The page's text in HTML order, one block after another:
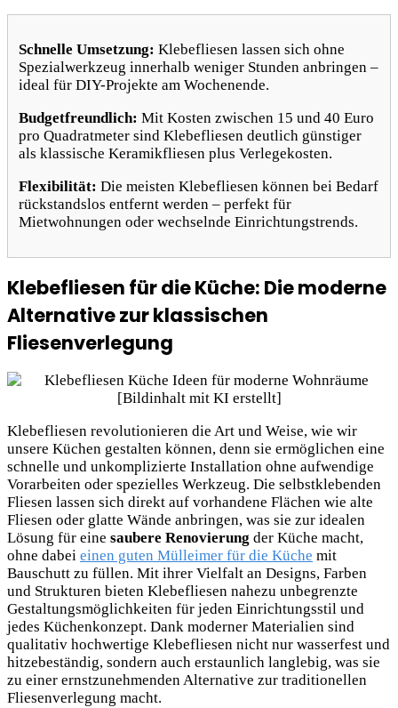
Schnelle Umsetzung: Klebefliesen lassen sich ohne
Spezialwerkzeug innerhalb weniger Stunden anbringen –
ideal für DIY-Projekte am Wochenende.
Budgetfreundlich: Mit Kosten zwischen 15 und 40 Euro
pro Quadratmeter sind Klebefliesen deutlich günstiger
als klassische Keramikfliesen plus Verlegekosten.
Flexibilität: Die meisten Klebefliesen können bei Bedarf
rückstandslos entfernt werden – perfekt für
Mietwohnungen oder wechselnde Einrichtungstrends.
Klebefliesen für die Küche: Die moderne
Alternative zur klassischen
Fliesenverlegung
Klebefliesen revolutionieren die Art und Weise, wie wir
unsere Küchen gestalten können, denn sie ermöglichen eine
schnelle und unkomplizierte Installation ohne aufwendige
Vorarbeiten oder spezielles Werkzeug. Die selbstklebenden
Fliesen lassen sich direkt auf vorhandene Flächen wie alte
Fliesen oder glatte Wände anbringen, was sie zur idealen
Lösung für eine saubere Renovierung der Küche macht,
ohne dabei einen guten Mülleimer für die Küche mit
Bauschutt zu füllen. Mit ihrer Vielfalt an Designs, Farben
und Strukturen bieten Klebefliesen nahezu unbegrenzte
Gestaltungsmöglichkeiten für jeden Einrichtungsstil und
jedes Küchenkonzept. Dank moderner Materialien sind
qualitativ hochwertige Klebefliesen nicht nur wasserfest und
hitzebeständig, sondern auch erstaunlich langlebig, was sie
zu einer ernstzunehmenden Alternative zur traditionellen
Fliesenverlegung macht.